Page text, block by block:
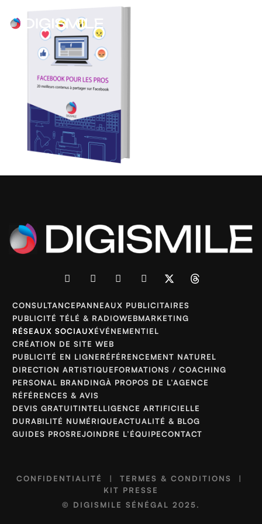
CONSULTANCEPANNEAUX PUBLICITAIRES
PUBLICITÉ TÉLÉ & RADIOWEBMARKETING
RÉSEAUX SOCIAUXÉVÉNEMENTIEL
CRÉATION DE SITE WEB
PUBLICITÉ EN LIGNERÉFÉRENCEMENT NATUREL
DIRECTION ARTISTIQUEFORMATIONS / COACHING
PERSONAL BRANDINGÀ PROPOS DE L’AGENCE
RÉFÉRENCES & AVIS
DEVIS GRATUITINTELLIGENCE ARTIFICIELLE
DURABILITÉ NUMÉRIQUEACTUALITÉ & BLOG
GUIDES PROSREJOINDRE L’ÉQUIPECONTACT
CONFIDENTIALITÉ | TERMES & CONDITIONS
|
KIT PRESSE
© DIGISMILE SÉNÉGAL 2025.